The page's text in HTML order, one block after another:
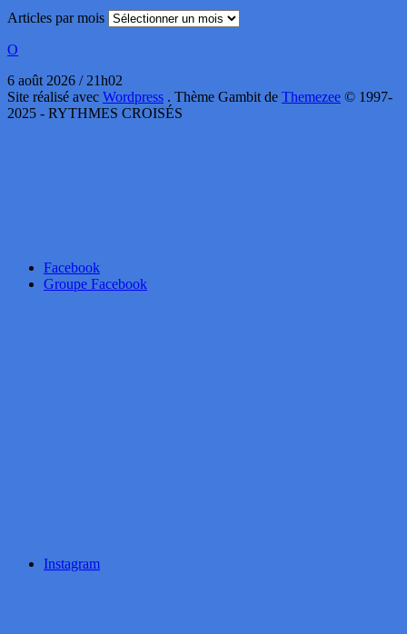
Articles par mois
O
6 août 2026 / 21h02
Site réalisé avec Wordpress . Thème Gambit de Themezee © 1997-
2025 - RYTHMES CROISÉS
Facebook
Groupe Facebook
Instagram